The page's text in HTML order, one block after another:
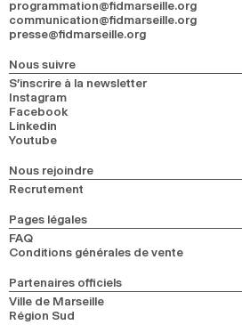
programmation@fidmarseille.org
communication@fidmarseille.org
presse@fidmarseille.org
Nous suivre
S’inscrire à la newsletter
Instagram
Facebook
Linkedin
Youtube
Nous rejoindre
Recrutement
Pages légales
FAQ
Conditions générales de vente
Partenaires officiels
Ville de Marseille
Région Sud